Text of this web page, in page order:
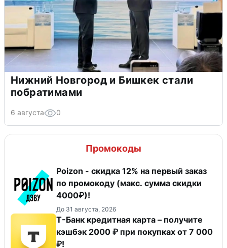
Нижний Новгород и Бишкек стали
побратимами
6 августа 0
Промокоды
Poizon - скидка 12% на первый заказ
по промокоду (макс. сумма скидки
4000₽)!
До 31 августа, 2026
Т-Банк кредитная карта – получите
кэшбэк 2000 ₽ при покупках от 7 000
₽!